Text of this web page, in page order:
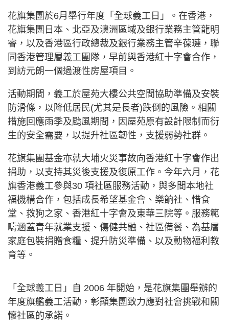
花旗集團於6月舉行年度「全球義工日」。在香港，
花旗集團日本、北亞及澳洲區域及銀行業務主管龍明
睿，以及香港區行政總裁及銀行業務主管辛葆璉，聯
同香港管理層義工團隊，早前與香港紅十字會合作，
到訪元朗一個過渡性房屋項目。
活動期間，義工於屋苑大樓公共空間協助準備及安裝
防滑條，以降低居民(尤其是長者)跌倒的風險。相關
措施回應雨季及颱風期間，因屋苑原有設計限制而衍
生的安全需要，以提升社區韌性，支援弱勢社群。
花旗集團基金亦就大埔火災事故向香港紅十字會作出
捐助，以支持其災後支援及復原工作。今年六月，花
旗香港義工參與30 項社區服務活動，與多間本地社
福機構合作，包括成長希望基金會、樂餉社、惜食
堂、救狗之家、香港紅十字會及東華三院等。服務範
疇涵蓋青年就業支援、傷健共融、社區備餐、為基層
家庭包裝捐贈食糧、提升防災準備、以及動物福利教
育等。
「全球義工日」自 2006 年開始，是花旗集團舉辦的
年度旗艦義工活動，彰顯集團致力應對社會挑戰和關
懷社區的承諾。